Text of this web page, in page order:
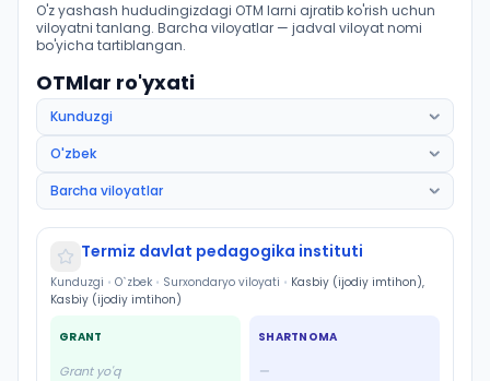
Musiqa taʼlimi (Muzrabot tumani): OTM lar bo'yicha
O'z yashash hududingizdagi OTM larni ajratib ko'rish uchun
viloyatni tanlang. Barcha viloyatlar — jadval viloyat nomi
bo'yicha tartiblangan.
OTMlar ro'yxati
Termiz davlat pedagogika instituti
Kunduzgi • O`zbek • Surxondaryo viloyati • Kasbiy (ijodiy imtihon),
Kasbiy (ijodiy imtihon)
GRANT
Grant yo'q
SHARTNOMA
—